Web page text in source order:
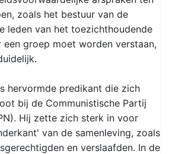
zoals het bestuur van de
leden van het toezichthoudende
een groep moet worden verstaan,
hervormde predikant die zich
bij de Communistische Partij
Hij zette zich sterk in voor
van de samenleving, zoals
en verslaafden. In de